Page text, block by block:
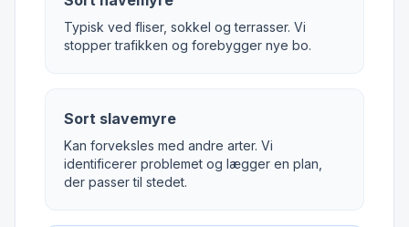
Typisk ved fliser, sokkel og terrasser. Vi
stopper trafikken og forebygger nye bo.
Sort slavemyre
Kan forveksles med andre arter. Vi
identificerer problemet og lægger en plan,
der passer til stedet.